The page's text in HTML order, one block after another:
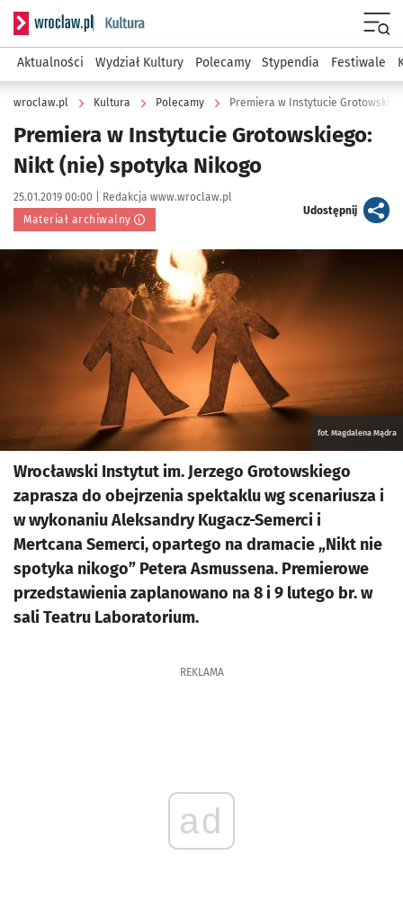
Serwis informacyjny wroclaw.pl podserwis: Kultura
Aktualności Wydział Kultury Polecamy Stypendia Festiwale
wroclaw.pl Kultura Polecamy Premiera w Instytucie
Premiera w Instytucie Grotowskiego:
Nikt (nie) spotyka Nikogo
Data publikacji:
25.01.2019 00:00 | Autor:
Redakcja www.wroclaw.pl
Materiał archiwalny
Udostępnijartykuł
Kliknij, aby powiększyć
fot. Magdalena Mądra
Wrocławski Instytut im. Jerzego Grotowskiego
zaprasza do obejrzenia spektaklu wg scenariusza i
w wykonaniu Aleksandry Kugacz-Semerci i
Mertcana Semerci, opartego na dramacie „Nikt nie
spotyka nikogo” Petera Asmussena. Premierowe
przedstawienia zaplanowano na 8 i 9 lutego br. w
sali Teatru Laboratorium.
REKLAMA
ad